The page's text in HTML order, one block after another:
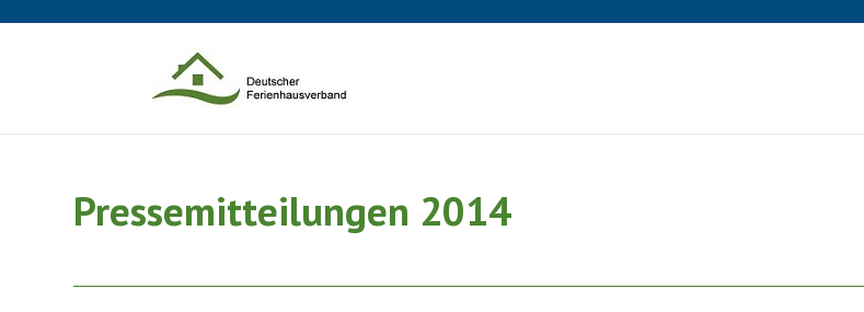
Pressemitteilungen 2014